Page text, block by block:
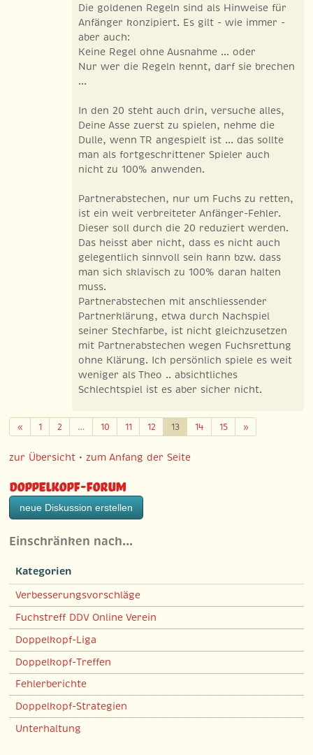
Die goldenen Regeln sind als Hinweise für
Anfänger konzipiert. Es gilt - wie immer -
aber auch:
Keine Regel ohne Ausnahme ... oder
Nur wer die Regeln kennt, darf sie brechen
...
In den 20 steht auch drin, versuche alles,
Deine Asse zuerst zu spielen, nehme die
Dulle, wenn TR angespielt ist ... das sollte
man als fortgeschrittener Spieler auch
nicht zu 100% anwenden.
Partnerabstechen, nur um Fuchs zu retten,
ist ein weit verbreiteter Anfänger-Fehler.
Dieser soll durch die 20 reduziert werden.
Das heisst aber nicht, dass es nicht auch
gelegentlich sinnvoll sein kann bzw. dass
man sich sklavisch zu 100% daran halten
muss.
Partnerabstechen mit anschliessender
Partnerklärung, etwa durch Nachspiel
seiner Stechfarbe, ist nicht gleichzusetzen
mit Partnerabstechen wegen Fuchsrettung
ohne Klärung. Ich persönlich spiele es weit
weniger als Theo .. absichtliches
Schlechtspiel ist es aber sicher nicht.
«Zurück
1 2 … 10 11 12 13 14 15 »Weiter
zur Übersicht •zum Anfang der Seite
Doppelkopf-Forum
neue Diskussion erstellen
Einschränken nach…
Kategorien
Verbesserungsvorschläge
Fuchstreff DDV Online Verein
Doppelkopf-Liga
Doppelkopf-Treffen
Fehlerberichte
Doppelkopf-Strategien
Unterhaltung